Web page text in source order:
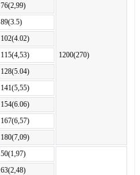
1200(270)
76(2,99)
89(3.5)
102(4.02)
115(4,53)
128(5.04)
141(5,55)
154(6.06)
167(6,57)
180(7,09)
50(1,97)
63(2,48)